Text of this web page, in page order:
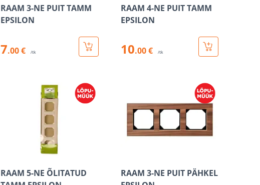
RAAM 3-NE PUIT TAMM
EPSILON
7.00 € /tk
RAAM 4-NE PUIT TAMM
EPSILON
10.00 € /tk
RAAM 5-NE ÕLITATUD
RAAM 3-NE PUIT PÄHKEL